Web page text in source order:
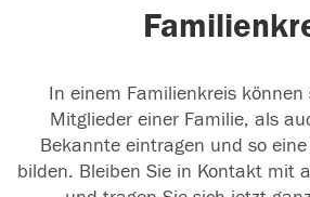
In einem Familienkreis können
Mitglieder einer Familie, als
Bekannte eintragen und so
bilden. Bleiben Sie in Kontakt mit